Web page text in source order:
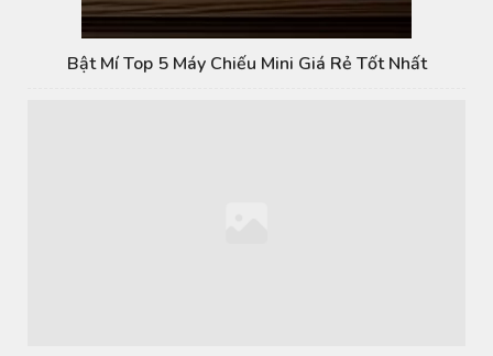
Bật Mí Top 5 Máy Chiếu Mini Giá Rẻ Tốt Nhất